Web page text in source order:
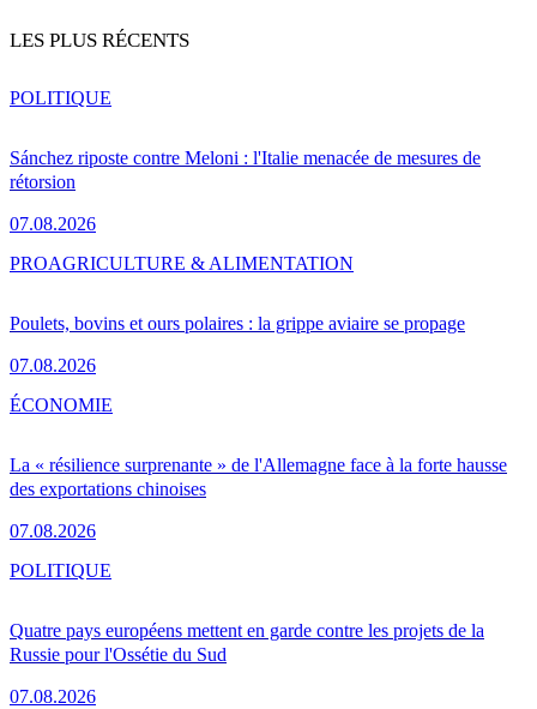
LES PLUS RÉCENTS
Sánchez riposte contre Meloni : l'Italie menacée de mesures de
rétorsion
07.08.2026
POLITIQUE
Poulets, bovins et ours polaires : la grippe aviaire se propage
07.08.2026
PROAGRICULTURE & ALIMENTATION
La « résilience surprenante » de l'Allemagne face à la forte hausse
des exportations chinoises
07.08.2026
ÉCONOMIE
Quatre pays européens mettent en garde contre les projets de la
Russie pour l'Ossétie du Sud
07.08.2026
POLITIQUE